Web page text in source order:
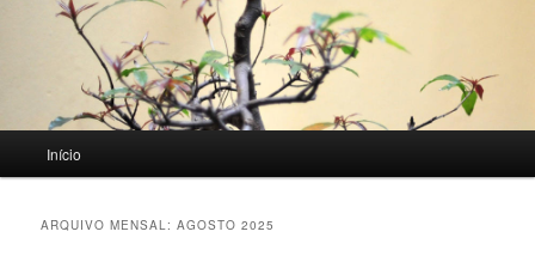
principal
Início
ARQUIVO MENSAL:AGOSTO 2025